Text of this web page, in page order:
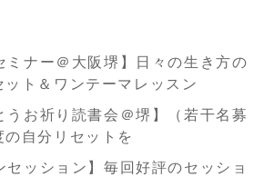
ミナー＠大阪堺】日々の生き方の
ト＆ワンテーマレッスン
うお祈り読書会＠堺】（若干名募
自分リセットを
ッション】毎回好評のセッショ